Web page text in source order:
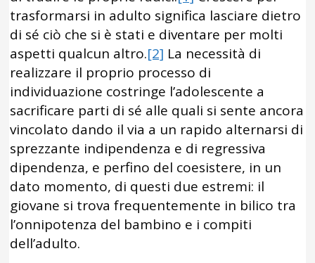
trasformarsi in adulto significa lasciare dietro
di sé ciò che si è stati e diventare per molti
aspetti qualcun altro.[2] La necessità di
realizzare il proprio processo di
individuazione costringe l’adolescente a
sacrificare parti di sé alle quali si sente ancora
vincolato dando il via a un rapido alternarsi di
sprezzante indipendenza e di regressiva
dipendenza, e perfino del coesistere, in un
dato momento, di questi due estremi: il
giovane si trova frequentemente in bilico tra
l’onnipotenza del bambino e i compiti
dell’adulto.